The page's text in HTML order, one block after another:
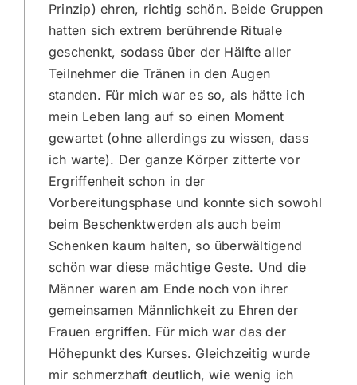
Prinzip) ehren, richtig schön. Beide Gruppen
hatten sich extrem berührende Rituale
geschenkt, sodass über der Hälfte aller
Teilnehmer die Tränen in den Augen
standen. Für mich war es so, als hätte ich
mein Leben lang auf so einen Moment
gewartet (ohne allerdings zu wissen, dass
ich warte). Der ganze Körper zitterte vor
Ergriffenheit schon in der
Vorbereitungsphase und konnte sich sowohl
beim Beschenktwerden als auch beim
Schenken kaum halten, so überwältigend
schön war diese mächtige Geste. Und die
Männer waren am Ende noch von ihrer
gemeinsamen Männlichkeit zu Ehren der
Frauen ergriffen. Für mich war das der
Höhepunkt des Kurses. Gleichzeitig wurde
mir schmerzhaft deutlich, wie wenig ich